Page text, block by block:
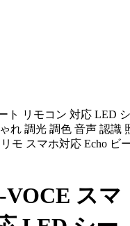
ト リモコン 対応 LED シ
れ 調光 調色 音声 認識
モ スマホ対応 Echo ビ
スマ